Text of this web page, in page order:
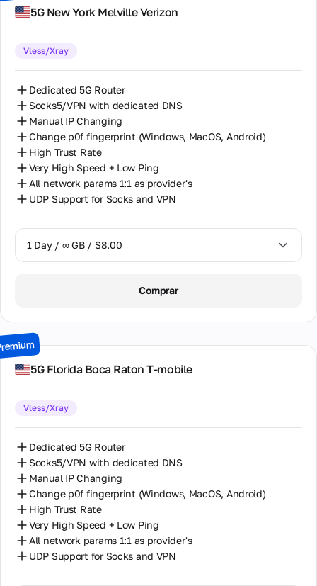
30 Days / ∞ GB / $162.00
5G New York Melville Verizon
Vless/Xray
Dedicated 5G Router
Socks5/VPN with dedicated DNS
Manual IP Changing
Change p0f fingerprint (Windows, MacOS, Android)
High Trust Rate
Very High Speed + Low Ping
All network params 1:1 as provider's
UDP Support for Socks and VPN
1 Day / ∞ GB / $8.00
3 Days / ∞ GB / $21.00
30 Days / ∞ GB / $162.00
Comprar
5G Florida Boca Raton T-mobile
Vless/Xray
Dedicated 5G Router
Socks5/VPN with dedicated DNS
Manual IP Changing
Change p0f fingerprint (Windows, MacOS, Android)
High Trust Rate
Very High Speed + Low Ping
All network params 1:1 as provider's
UDP Support for Socks and VPN